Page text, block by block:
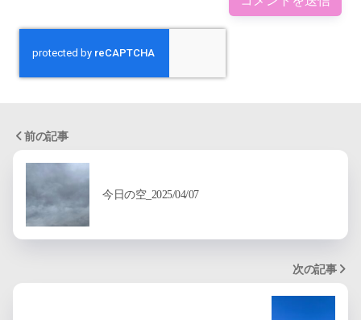
前の記事
今日の空_2025/04/07
次の記事